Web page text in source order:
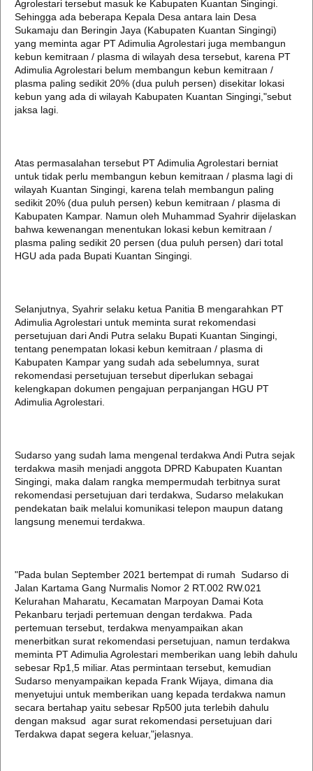
Agrolestari tersebut masuk ke Kabupaten Kuantan Singingi.
Sehingga ada beberapa Kepala Desa antara lain Desa
Sukamaju dan Beringin Jaya (Kabupaten Kuantan Singingi)
yang meminta agar PT Adimulia Agrolestari juga membangun
kebun kemitraan / plasma di wilayah desa tersebut, karena PT
Adimulia Agrolestari belum membangun kebun kemitraan /
plasma paling sedikit 20% (dua puluh persen) disekitar lokasi
kebun yang ada di wilayah Kabupaten Kuantan Singingi,"sebut
jaksa lagi.
Atas permasalahan tersebut PT Adimulia Agrolestari berniat
untuk tidak perlu membangun kebun kemitraan / plasma lagi di
wilayah Kuantan Singingi, karena telah membangun paling
sedikit 20% (dua puluh persen) kebun kemitraan / plasma di
Kabupaten Kampar. Namun oleh Muhammad Syahrir dijelaskan
bahwa kewenangan menentukan lokasi kebun kemitraan /
plasma paling sedikit 20 persen (dua puluh persen) dari total
HGU ada pada Bupati Kuantan Singingi.
Selanjutnya, Syahrir selaku ketua Panitia B mengarahkan PT
Adimulia Agrolestari untuk meminta surat rekomendasi
persetujuan dari Andi Putra selaku Bupati Kuantan Singingi,
tentang penempatan lokasi kebun kemitraan / plasma di
Kabupaten Kampar yang sudah ada sebelumnya, surat
rekomendasi persetujuan tersebut diperlukan sebagai
kelengkapan dokumen pengajuan perpanjangan HGU PT
Adimulia Agrolestari.
Sudarso yang sudah lama mengenal terdakwa Andi Putra sejak
terdakwa masih menjadi anggota DPRD Kabupaten Kuantan
Singingi, maka dalam rangka mempermudah terbitnya surat
rekomendasi persetujuan dari terdakwa, Sudarso melakukan
pendekatan baik melalui komunikasi telepon maupun datang
langsung menemui terdakwa.
"Pada bulan September 2021 bertempat di rumah Sudarso di
Jalan Kartama Gang Nurmalis Nomor 2 RT.002 RW.021
Kelurahan Maharatu, Kecamatan Marpoyan Damai Kota
Pekanbaru terjadi pertemuan dengan terdakwa. Pada
pertemuan tersebut, terdakwa menyampaikan akan
menerbitkan surat rekomendasi persetujuan, namun terdakwa
meminta PT Adimulia Agrolestari memberikan uang lebih dahulu
sebesar Rp1,5 miliar. Atas permintaan tersebut, kemudian
Sudarso menyampaikan kepada Frank Wijaya, dimana dia
menyetujui untuk memberikan uang kepada terdakwa namun
secara bertahap yaitu sebesar Rp500 juta terlebih dahulu
dengan maksud agar surat rekomendasi persetujuan dari
Terdakwa dapat segera keluar,"jelasnya.